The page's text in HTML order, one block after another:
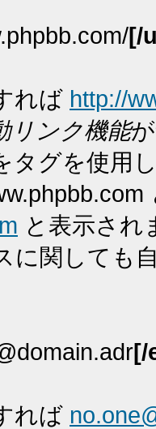
[/
れば http://
リンク機能
タグを使用
と表示され
に関しても
[/
れば